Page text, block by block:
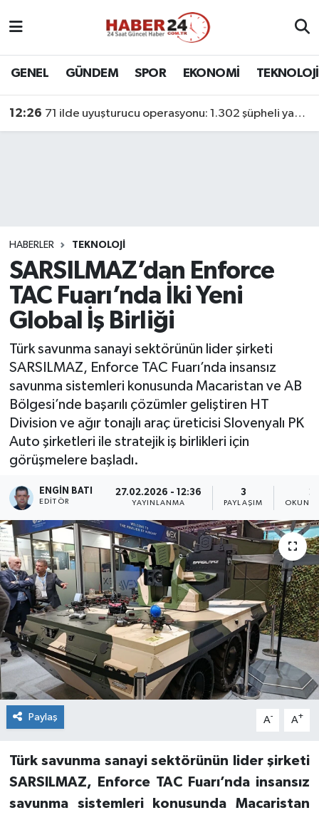
GENEL GÜNDEM SPOR EKONOMİ TEKNOLOJİ
12:26 71 ilde uyuşturucu operasyonu: 1.302 şüpheli yakalandı
HABERLER TEKNOLOJİ
SARSILMAZ’dan Enforce
TAC Fuarı’nda İki Yeni
Global İş Birliği
Türk savunma sanayi sektörünün lider şirketi
SARSILMAZ, Enforce TAC Fuarı’nda insansız
savunma sistemleri konusunda Macaristan ve AB
Bölgesi’nde başarılı çözümler geliştiren HT
Division ve ağır tonajlı araç üreticisi Slovenyalı PK
Auto şirketleri ile stratejik iş birlikleri için
görüşmelere başladı.
ENGIN BATI
EDITÖR
27.02.2026 - 12:36
YAYINLANMA
3
PAYLAŞIM
2
Paylaş A- A+
Türk savunma sanayi sektörünün lider şirketi
SARSILMAZ, Enforce TAC Fuarı’nda insansız
savunma sistemleri konusunda Macaristan
Nöbetçi Eczaneler
Son Dakika Haberleri
Haber Arşivi